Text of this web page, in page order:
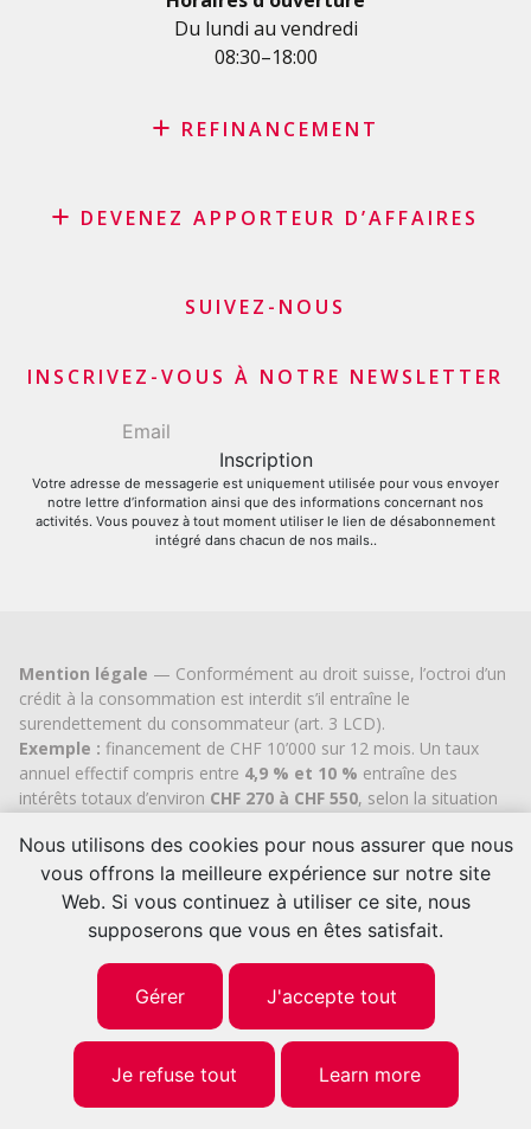
Crédit PME
Carte de crédit
Du lundi au vendredi
08:30–18:00
REFINANCEMENT
Rachat de leasing
Demande carte de crédit
DEVENEZ APPORTEUR D’AFFAIRES
Apporteurs d’affaires commerçants et marchands
SUIVEZ-NOUS
INSCRIVEZ-VOUS À NOTRE NEWSLETTER
Votre adresse de messagerie est uniquement utilisée pour vous envoyer
notre lettre d’information ainsi que des informations concernant nos
activités. Vous pouvez à tout moment utiliser le lien de désabonnement
intégré dans chacun de nos mails..
Mention légale — Conformément au droit suisse, l’octroi d’un
crédit à la consommation est interdit s’il entraîne le
surendettement du consommateur (art. 3 LCD).
Exemple : financement de CHF 10’000 sur 12 mois. Un taux
annuel effectif compris entre 4,9 % et 10 % entraîne des
intérêts totaux d’environ CHF 270 à CHF 550, selon la situation
Cashflex MultiCredit GmbH, inscrite au Registre du
commerce ducanton de Zougdepuis 2007 (IDECHE-
113.592.711), bénéficie de l’autorisation cantonale officielle
pour le courtage en crédit à la consommation.
© 2026 | Cashflex MultiCredit Sàrl
Nous utilisons des cookies pour nous assurer que nous
vous offrons la meilleure expérience sur notre site
Web. Si vous continuez à utiliser ce site, nous
supposerons que vous en êtes satisfait.
Gérer J'accepte tout
Je refuse tout Learn more